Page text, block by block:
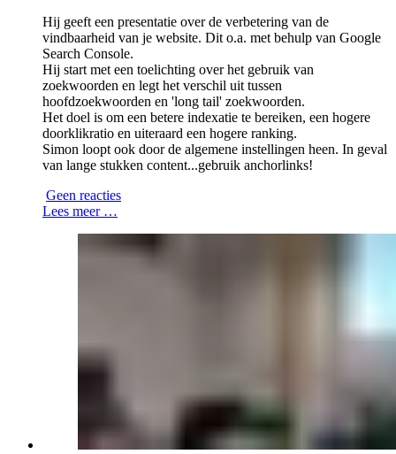
Hij geeft een presentatie over de verbetering van de
vindbaarheid van je website. Dit o.a. met behulp van Google
Search Console.
Hij start met een toelichting over het gebruik van
zoekwoorden en legt het verschil uit tussen
hoofdzoekwoorden en 'long tail' zoekwoorden.
Het doel is om een betere indexatie te bereiken, een hogere
doorklikratio en uiteraard een hogere ranking.
Simon loopt ook door de algemene instellingen heen. In geval
van lange stukken content...gebruik anchorlinks!
Geen reacties
Lees meer …